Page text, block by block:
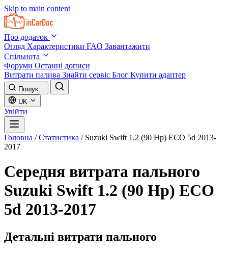
Skip to main content
Про додаток
Огляд Характеристики FAQ Завантажити
Спільнота
Форуми Останні дописи
Витрати палива Знайти сервіс Блог Купити адаптер
Пошук...
UK
Увійти
Головна / Статистика / Suzuki Swift 1.2 (90 Hp) ECO 5d 2013-
2017
Середня витрата пального
Suzuki Swift 1.2 (90 Hp) ECO
5d 2013-2017
Детальні витрати пального